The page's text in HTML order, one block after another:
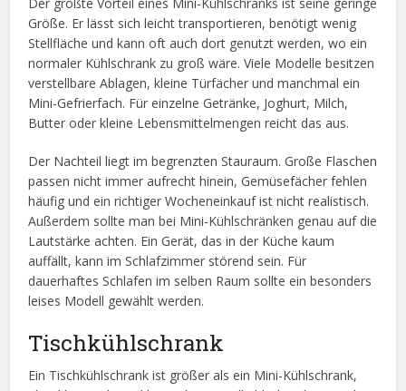
Größe. Er lässt sich leicht transportieren, benötigt wenig
Stellfläche und kann oft auch dort genutzt werden, wo ein
normaler Kühlschrank zu groß wäre. Viele Modelle besitzen
verstellbare Ablagen, kleine Türfächer und manchmal ein
Mini-Gefrierfach. Für einzelne Getränke, Joghurt, Milch,
Butter oder kleine Lebensmittelmengen reicht das aus.
Der Nachteil liegt im begrenzten Stauraum. Große Flaschen
passen nicht immer aufrecht hinein, Gemüsefächer fehlen
häufig und ein richtiger Wocheneinkauf ist nicht realistisch.
Außerdem sollte man bei Mini-Kühlschränken genau auf die
Lautstärke achten. Ein Gerät, das in der Küche kaum
auffällt, kann im Schlafzimmer störend sein. Für
dauerhaftes Schlafen im selben Raum sollte ein besonders
leises Modell gewählt werden.
Tischkühlschrank
Ein Tischkühlschrank ist größer als ein Mini-Kühlschrank,